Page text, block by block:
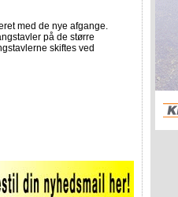
med de nye afgange.
på de større
skiftes ved